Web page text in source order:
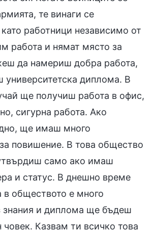
те винаги се
работници независимо от
работа и нямат място за
да намериш добра работа,
диплома. В
ще получиш работа в офис,
сигурна работа. Ако
ще имаш много
повишение. В това общество
само ако имаш
и статус. В днешно време
в обществото е много
знания и диплома ще бъдеш
човек. Казвам ти всичко това